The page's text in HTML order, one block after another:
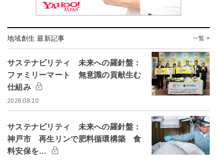
地域創生 最新記事 一覧 >
サステナビリティ 未来への羅針盤：
ファミリーマート 無意識の貢献生む
仕組み
2026.08.10
サステナビリティ 未来への羅針盤：
神戸市 再生リンで肥料循環構築 食
料安保を…